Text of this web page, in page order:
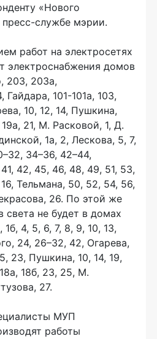
«Нового
пресс-службе мэрии.
работ на электросетях
электроснабжения домов
203, 203а,
Гайдара, 101-101а, 103,
10, 12, 14, Пушкина,
19а, 21, М. Расковой, 1, Д.
1а, 2, Лескова, 5, 7,
34–36, 42–44,
42, 45, 46, 48, 49, 51, 53,
Тельмана, 50, 52, 54, 56,
26. По этой же
света не будет в домах
4, 5, 6, 7, 8, 9, 10, 13,
24, 26–32, 42, Огарева,
23, Пушкина, 10, 14, 19,
18б, 23, 25, М.
27.
МУП
работы